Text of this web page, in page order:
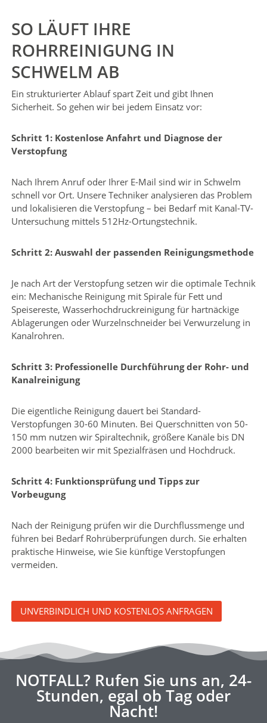
SO LÄUFT IHRE
ROHRREINIGUNG IN
SCHWELM AB
Ein strukturierter Ablauf spart Zeit und gibt Ihnen
Sicherheit. So gehen wir bei jedem Einsatz vor:
Schritt 1: Kostenlose Anfahrt und Diagnose der
Verstopfung
Nach Ihrem Anruf oder Ihrer E-Mail sind wir in Schwelm
schnell vor Ort. Unsere Techniker analysieren das Problem
und lokalisieren die Verstopfung – bei Bedarf mit Kanal-TV-
Untersuchung mittels 512Hz-Ortungstechnik.
Schritt 2: Auswahl der passenden Reinigungsmethode
Je nach Art der Verstopfung setzen wir die optimale Technik
ein: Mechanische Reinigung mit Spirale für Fett und
Speisereste, Wasserhochdruckreinigung für hartnäckige
Ablagerungen oder Wurzelnschneider bei Verwurzelung in
Kanalrohren.
Schritt 3: Professionelle Durchführung der Rohr- und
Kanalreinigung
Die eigentliche Reinigung dauert bei Standard-
Verstopfungen 30-60 Minuten. Bei Querschnitten von 50-
150 mm nutzen wir Spiraltechnik, größere Kanäle bis DN
2000 bearbeiten wir mit Spezialfräsen und Hochdruck.
Schritt 4: Funktionsprüfung und Tipps zur
Vorbeugung
Nach der Reinigung prüfen wir die Durchflussmenge und
führen bei Bedarf Rohrüberprüfungen durch. Sie erhalten
praktische Hinweise, wie Sie künftige Verstopfungen
vermeiden.
UNVERBINDLICH UND KOSTENLOS ANFRAGEN
NOTFALL? Rufen Sie uns an, 24-
Stunden, egal ob Tag oder
Nacht!